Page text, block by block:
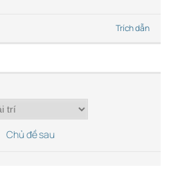
Trích dẫn
Chủ đề sau